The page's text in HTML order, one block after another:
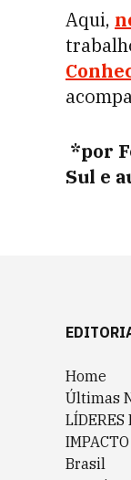
Aqui,
*por
Sul e
Home
Últimas
LÍDERES
IMPACTO
Brasil